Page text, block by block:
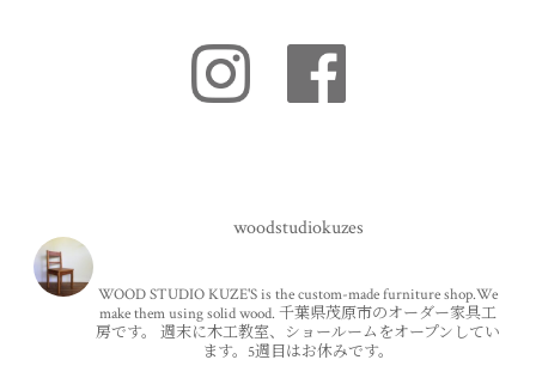
woodstudiokuzes
WOOD STUDIO KUZE'S is the custom-made furniture shop.We
make them using solid wood. 千葉県茂原市のオーダー家具工
房です。
週末に木工教室、ショールームをオープンしてい
ます。5週目はお休みです。